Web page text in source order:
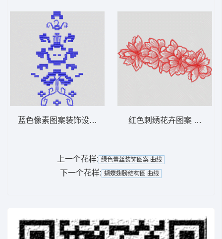
蓝色像素图案装饰设计 抽象 马赛克红色刺绣花卉图案 简单花
上一个花样: 绿色蕾丝装饰图案 曲线
下一个花样: 蝴蝶翅膀结构图 曲线